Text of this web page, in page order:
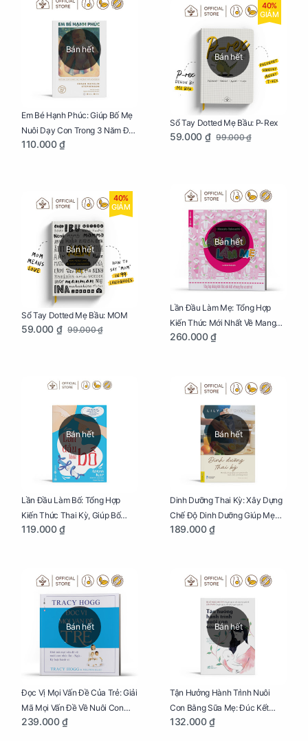
Bán hết
Em Bé Hạnh Phúc: Giúp Bố Mẹ
Nuôi Dạy Con Trong 3 Năm Đầu
Đời
110.000 ₫
Bán hết
40%
GIẢM
Sổ Tay Dotted Mẹ Bầu: P-Rex
59.000 ₫ 99.000 ₫
Bán hết
40%
GIẢM
Sổ Tay Dotted Mẹ Bầu: MOM
59.000 ₫ 99.000 ₫
Bán hết
Lần Đầu Làm Mẹ: Tổng Hợp
Kiến Thức Mới Nhất Về Mang
Thai Và Sinh Nở Cho Mẹ Bầu
260.000 ₫
Bán hết
Lần Đầu Làm Bố: Tổng Hợp
Kiến Thức Thai Kỳ, Giúp Bố
Thấu Hiểu Hơn Về Mẹ Bầu Và
119.000 ₫
Bán hết
Dinh Dưỡng Thai Kỳ: Xây Dựng
Chế Độ Dinh Dưỡng Giúp Mẹ
Khỏe, Con Yêu Phát Triển Toàn
189.000 ₫
Bán hết
Đọc Vị Mọi Vấn Đề Của Trẻ: Giải
Mã Mọi Vấn Đề Về Nuôi Con
Nhỏ (Ăn, Ngủ, Kỷ Luật Hành Vi),
239.000 ₫
Bán hết
Tận Hưởng Hành Trình Nuôi
Con Bằng Sữa Mẹ: Đúc Kết
Những Kiến Thức Quý Báu Về
132.000 ₫